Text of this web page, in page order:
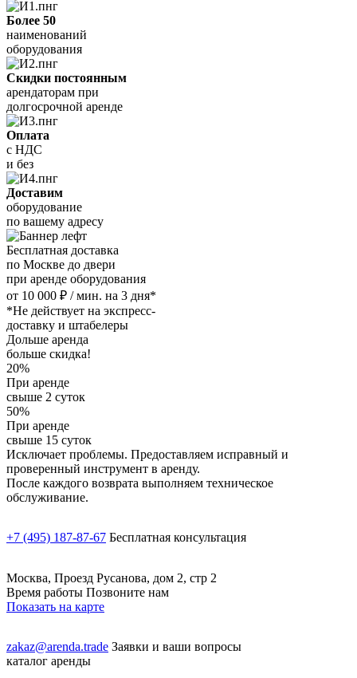
Более 50
наименований
оборудования
Скидки постоянным
арендаторам при
долгосрочной аренде
Оплата
с НДС
и без
Доставим
оборудование
по вашему адресу
Бесплатная доставка
по Москве до двери
при аренде оборудования
от 10 000 ₽ / мин. на 3 дня*
*Не действует на экспресс-
доставку и штабелеры
Дольше аренда
больше скидка!
20%
При аренде
свыше 2 суток
50%
При аренде
свыше 15 суток
Исключает проблемы. Предоставляем исправный и
проверенный инструмент в аренду.
После каждого возврата выполняем техническое
обслуживание.
+7 (495) 187-87-67 Бесплатная консультация
Москва, Проезд Русанова, дом 2, стр 2
Время работы Позвоните нам
Показать на карте
zakaz@arenda.trade Заявки и ваши вопросы
каталог аренды